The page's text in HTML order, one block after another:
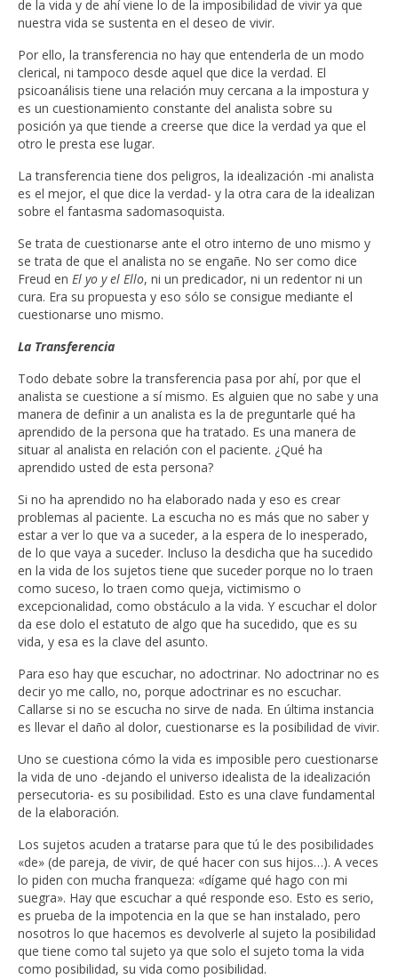
de la vida y de ahí viene lo de la imposibilidad de vivir ya que
nuestra vida se sustenta en el deseo de vivir.
Por ello, la transferencia no hay que entenderla de un modo
clerical, ni tampoco desde aquel que dice la verdad. El
psicoanálisis tiene una relación muy cercana a la impostura y
es un cuestionamiento constante del analista sobre su
posición ya que tiende a creerse que dice la verdad ya que el
otro le presta ese lugar.
La transferencia tiene dos peligros, la idealización -mi analista
es el mejor, el que dice la verdad- y la otra cara de la idealizan
sobre el fantasma sadomasoquista.
Se trata de cuestionarse ante el otro interno de uno mismo y
se trata de que el analista no se engañe. No ser como dice
Freud en El yo y el Ello, ni un predicador, ni un redentor ni un
cura. Era su propuesta y eso sólo se consigue mediante el
cuestionarse uno mismo.
La Transferencia
Todo debate sobre la transferencia pasa por ahí, por que el
analista se cuestione a sí mismo. Es alguien que no sabe y una
manera de definir a un analista es la de preguntarle qué ha
aprendido de la persona que ha tratado. Es una manera de
situar al analista en relación con el paciente. ¿Qué ha
aprendido usted de esta persona?
Si no ha aprendido no ha elaborado nada y eso es crear
problemas al paciente. La escucha no es más que no saber y
estar a ver lo que va a suceder, a la espera de lo inesperado,
de lo que vaya a suceder. Incluso la desdicha que ha sucedido
en la vida de los sujetos tiene que suceder porque no lo traen
como suceso, lo traen como queja, victimismo o
excepcionalidad, como obstáculo a la vida. Y escuchar el dolor
da ese dolo el estatuto de algo que ha sucedido, que es su
vida, y esa es la clave del asunto.
Para eso hay que escuchar, no adoctrinar. No adoctrinar no es
decir yo me callo, no, porque adoctrinar es no escuchar.
Callarse si no se escucha no sirve de nada. En última instancia
es llevar el daño al dolor, cuestionarse es la posibilidad de vivir.
Uno se cuestiona cómo la vida es imposible pero cuestionarse
la vida de uno -dejando el universo idealista de la idealización
persecutoria- es su posibilidad. Esto es una clave fundamental
de la elaboración.
Los sujetos acuden a tratarse para que tú le des posibilidades
«de» (de pareja, de vivir, de qué hacer con sus hijos…). A veces
lo piden con mucha franqueza: «dígame qué hago con mi
suegra». Hay que escuchar a qué responde eso. Esto es serio,
es prueba de la impotencia en la que se han instalado, pero
nosotros lo que hacemos es devolverle al sujeto la posibilidad
que tiene como tal sujeto ya que solo el sujeto toma la vida
como posibilidad, su vida como posibilidad.